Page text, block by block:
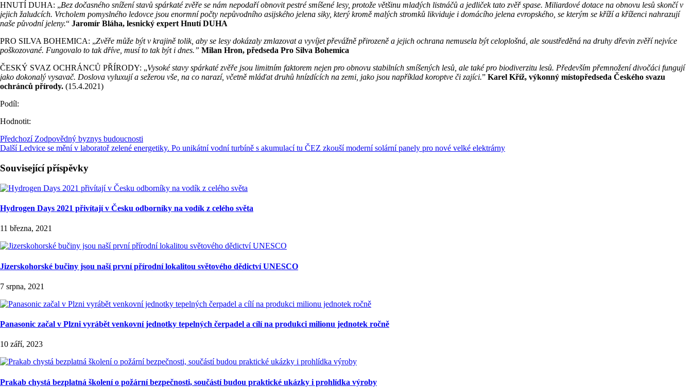
HNUTÍ DUHA: „Bez dočasného snížení stavů spárkaté zvěře se nám nepodaří obnovit pestré smíšené lesy, protože většinu mladých listnáčů a jedliček tato zvěř spase. Miliardové dotace na obnovu lesů skončí v
jejich žaludcích. Vrcholem pomyslného ledovce jsou enormní počty nepůvodního asijského jelena siky, který kromě malých stromků likviduje i domácího jelena evropského, se kterým se kříží a kříženci nahrazují
naše původní jeleny.“ Jaromír Bláha, lesnický expert Hnutí DUHA
PRO SILVA BOHEMICA: „Zvěře může být v krajině tolik, aby se lesy dokázaly zmlazovat a vyvíjet převážně přirozeně a jejich ochrana nemusela být celoplošná, ale soustředěná na druhy dřevin zvěří nejvíce
poškozované. Fungovalo to tak dříve, musí to tak být i dnes.” Milan Hron, předseda Pro Silva Bohemica
ČESKÝ SVAZ OCHRÁNCŮ PŘÍRODY: „Vysoké stavy spárkaté zvěře jsou limitním faktorem nejen pro obnovu stabilních smíšených lesů, ale také pro biodiverzitu lesů. Především přemnožení divočáci fungují
jako dokonalý vysavač. Doslova vyluxují a sežerou vše, na co narazí, včetně mláďat druhů hnízdících na zemi, jako jsou například koroptve či zajíci.” Karel Kříž, výkonný místopředseda Českého svazu
ochránců přírody. (15.4.2021)
Podíl:
Hodnotit:
Předchozí Zodpovědný byznys budoucnosti
Další Ledvice se mění v laboratoř zelené energetiky. Po unikátní vodní turbíně s akumulací tu ČEZ zkouší moderní solární panely pro nové velké elektrárny
Související příspěvky
Hydrogen Days 2021 přivítají v Česku odborníky na vodík z celého světa
11 března, 2021
Jizerskohorské bučiny jsou naší první přírodní lokalitou světového dědictví UNESCO
7 srpna, 2021
Panasonic začal v Plzni vyrábět venkovní jednotky tepelných čerpadel a cílí na produkci milionu jednotek ročně
10 září, 2023
Prakab chystá bezplatná školení o požární bezpečnosti, součástí budou praktické ukázky i prohlídka výroby